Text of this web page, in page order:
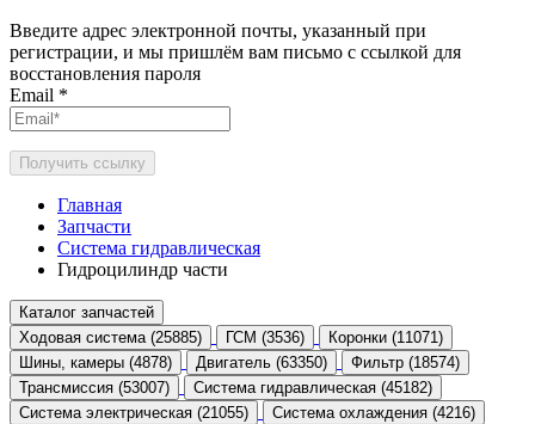
Введите адрес электронной почты, указанный при
регистрации, и мы пришлём вам письмо с ссылкой для
восстановления пароля
Email *
Получить ссылку
Главная
Запчасти
Система гидравлическая
Гидроцилиндр части
Каталог запчастей
Ходовая система (25885)
ГСМ (3536)
Коронки (11071)
Шины, камеры (4878)
Двигатель (63350)
Фильтр (18574)
Трансмиссия (53007)
Система гидравлическая (45182)
Система электрическая (21055)
Система охлаждения (4216)